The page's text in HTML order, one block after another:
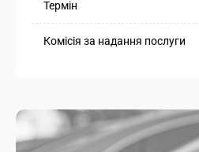
Термін
Комісія за надання послуги